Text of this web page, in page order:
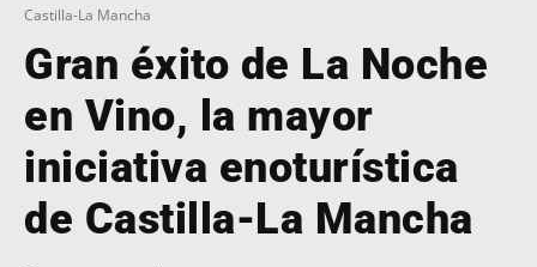
Castilla-La Mancha
Gran éxito de La Noche
en Vino, la mayor
iniciativa enoturística
de Castilla-La Mancha